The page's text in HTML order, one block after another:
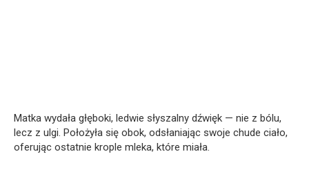
Matka wydała głęboki, ledwie słyszalny dźwięk — nie z bólu,
lecz z ulgi. Położyła się obok, odsłaniając swoje chude ciało,
oferując ostatnie krople mleka, które miała.